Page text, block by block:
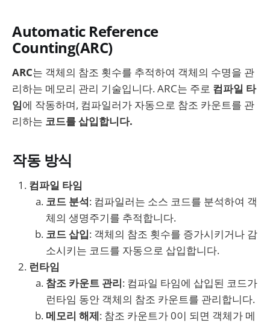
Automatic Reference
Counting(ARC)
ARC는 객체의 참조 횟수를 추적하여 객체의 수명을 관
리하는 메모리 관리 기술입니다. ARC는 주로 컴파일 타
임에 작동하며, 컴파일러가 자동으로 참조 카운트를 관
리하는 코드를 삽입합니다.
작동 방식
컴파일 타임
코드 분석: 컴파일러는 소스 코드를 분석하여 객
체의 생명주기를 추적합니다.
코드 삽입: 객체의 참조 횟수를 증가시키거나 감
소시키는 코드를 자동으로 삽입합니다.
런타임
참조 카운트 관리: 컴파일 타임에 삽입된 코드가
런타임 동안 객체의 참조 카운트를 관리합니다.
메모리 해제: 참조 카운트가 0이 되면 객체가 메